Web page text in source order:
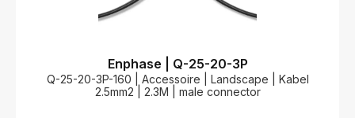
Enphase | Q-25-20-3P
Q-25-20-3P-160 | Accessoire | Landscape | Kabel
2.5mm2 | 2.3M | male connector